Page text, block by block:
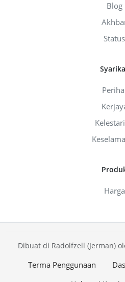
Blog
Status
Harga
Dibuat di Radolfzell (Jerman)
Terma Penggunaan